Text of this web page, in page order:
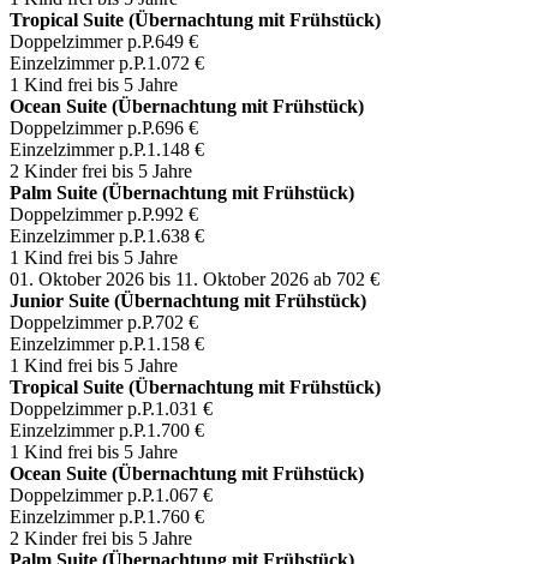
Tropical Suite (Übernachtung mit Frühstück)
Doppelzimmer p.P.649 €
Einzelzimmer p.P.1.072 €
1 Kind frei bis 5 Jahre
Ocean Suite (Übernachtung mit Frühstück)
Doppelzimmer p.P.696 €
Einzelzimmer p.P.1.148 €
2 Kinder frei bis 5 Jahre
Palm Suite (Übernachtung mit Frühstück)
Doppelzimmer p.P.992 €
Einzelzimmer p.P.1.638 €
1 Kind frei bis 5 Jahre
01. Oktober 2026 bis 11. Oktober 2026 ab 702 €
Junior Suite (Übernachtung mit Frühstück)
Doppelzimmer p.P.702 €
Einzelzimmer p.P.1.158 €
1 Kind frei bis 5 Jahre
Tropical Suite (Übernachtung mit Frühstück)
Doppelzimmer p.P.1.031 €
Einzelzimmer p.P.1.700 €
1 Kind frei bis 5 Jahre
Ocean Suite (Übernachtung mit Frühstück)
Doppelzimmer p.P.1.067 €
Einzelzimmer p.P.1.760 €
2 Kinder frei bis 5 Jahre
Palm Suite (Übernachtung mit Frühstück)